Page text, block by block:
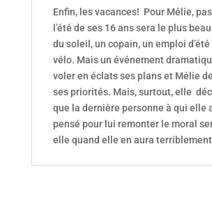
Enfin, les vacances! Pour Mélie,
l’été de ses 16 ans sera le plus
du soleil, un copain, un emploi d’été
vélo. Mais un événement
voler en éclats ses plans et Mélie
ses priorités. Mais, surtout, elle
que la dernière personne à qui elle
pensé pour lui remonter le moral
elle quand elle en aura